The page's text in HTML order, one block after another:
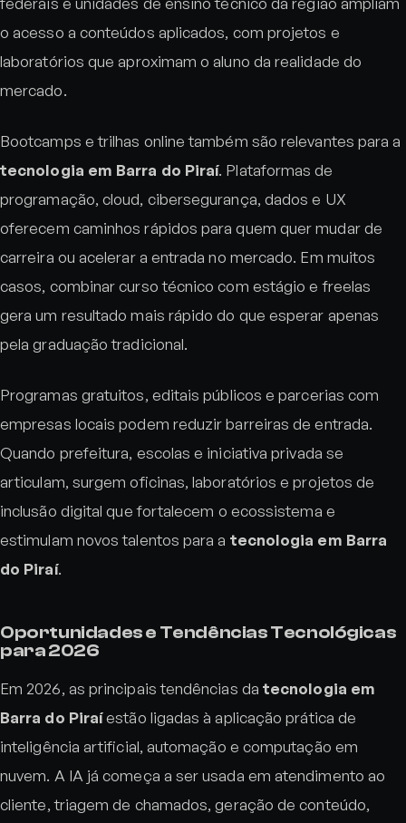
o acesso a conteúdos aplicados, com projetos e
laboratórios que aproximam o aluno da realidade do
mercado.
Bootcamps e trilhas online também são relevantes para a
tecnologia em Barra do Piraí. Plataformas de
programação, cloud, cibersegurança, dados e UX
oferecem caminhos rápidos para quem quer mudar de
carreira ou acelerar a entrada no mercado. Em muitos
casos, combinar curso técnico com estágio e freelas
gera um resultado mais rápido do que esperar apenas
pela graduação tradicional.
Programas gratuitos, editais públicos e parcerias com
empresas locais podem reduzir barreiras de entrada.
Quando prefeitura, escolas e iniciativa privada se
articulam, surgem oficinas, laboratórios e projetos de
inclusão digital que fortalecem o ecossistema e
estimulam novos talentos para a tecnologia em Barra
do Piraí.
Oportunidades e Tendências Tecnológicas
para 2026
Em 2026, as principais tendências da tecnologia em
Barra do Piraíestão ligadas à aplicação prática de
inteligência artificial, automação e computação em
nuvem. A IA já começa a ser usada em atendimento ao
cliente, triagem de chamados, geração de conteúdo,